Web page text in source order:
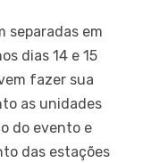
separadas em
dias 14 e 15
fazer sua
as unidades
do evento e
das estações